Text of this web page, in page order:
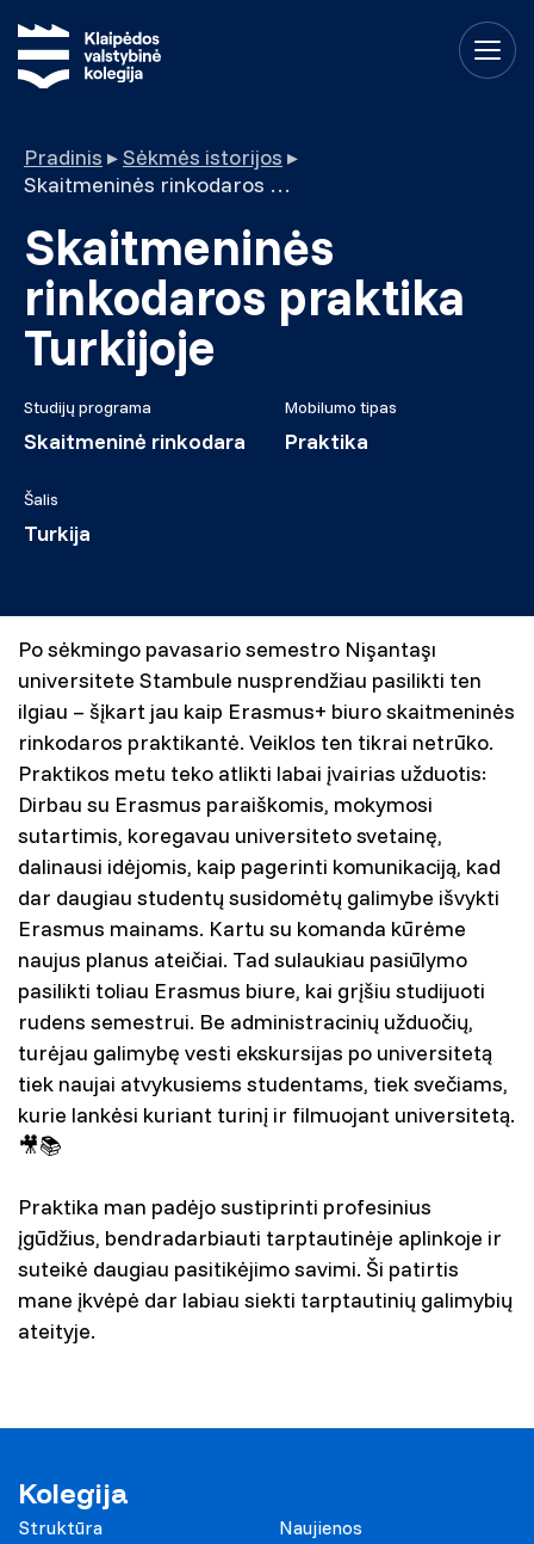
Pradinis ▸Sėkmės istorijos ▸
Skaitmeninės rinkodaros praktika Turkijoje
Skaitmeninės
rinkodaros praktika
Turkijoje
Studijų programa
Skaitmeninė rinkodara
Mobilumo tipas
Praktika
Šalis
Turkija
Po sėkmingo pavasario semestro Nişantaşı
universitete Stambule nusprendžiau pasilikti ten
ilgiau – šįkart jau kaip Erasmus+ biuro skaitmeninės
rinkodaros praktikantė. Veiklos ten tikrai netrūko.
Praktikos metu teko atlikti labai įvairias užduotis:
Dirbau su Erasmus paraiškomis, mokymosi
sutartimis, koregavau universiteto svetainę,
dalinausi idėjomis, kaip pagerinti komunikaciją, kad
dar daugiau studentų susidomėtų galimybe išvykti
Erasmus mainams. Kartu su komanda kūrėme
naujus planus ateičiai. Tad sulaukiau pasiūlymo
pasilikti toliau Erasmus biure, kai grįšiu studijuoti
rudens semestrui. Be administracinių užduočių,
turėjau galimybę vesti ekskursijas po universitetą
tiek naujai atvykusiems studentams, tiek svečiams,
kurie lankėsi kuriant turinį ir filmuojant universitetą.
🎥📚
Praktika man padėjo sustiprinti profesinius
įgūdžius, bendradarbiauti tarptautinėje aplinkoje ir
suteikė daugiau pasitikėjimo savimi. Ši patirtis
mane įkvėpė dar labiau siekti tarptautinių galimybių
ateityje.
Kolegija
Struktūra
Naujienos